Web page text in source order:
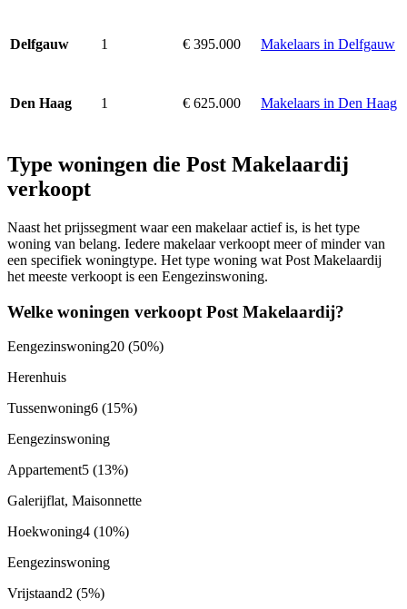
Delfgauw 1 € 395.000 Makelaars in Delfgauw
Den Haag 1 € 625.000 Makelaars in Den Haag
Type woningen die Post Makelaardij
verkoopt
Naast het prijssegment waar een makelaar actief is, is het type
woning van belang. Iedere makelaar verkoopt meer of minder van
een specifiek woningtype. Het type woning wat Post Makelaardij
het meeste verkoopt is een Eengezinswoning.
Welke woningen verkoopt Post Makelaardij?
Eengezinswoning20 (50%)
Herenhuis
Tussenwoning6 (15%)
Eengezinswoning
Appartement5 (13%)
Galerijflat, Maisonnette
Hoekwoning4 (10%)
Eengezinswoning
Vrijstaand2 (5%)